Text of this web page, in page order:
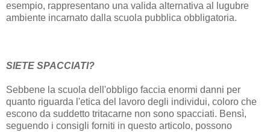
esempio, rappresentano una valida alternativa al lugubre
ambiente incarnato dalla scuola pubblica obbligatoria.
SIETE SPACCIATI?
Sebbene la scuola dell'obbligo faccia enormi danni per
quanto riguarda l'etica del lavoro degli individui, coloro che
escono da suddetto tritacarne non sono spacciati. Bensì,
seguendo i consigli forniti in questo articolo, possono